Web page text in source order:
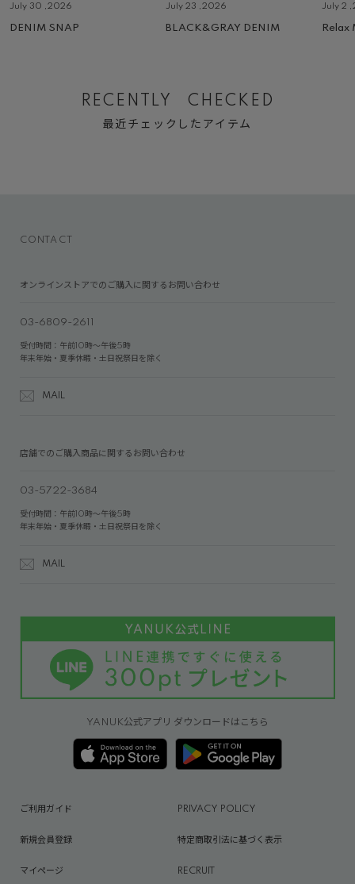
July 30 ,2026
DENIM SNAP
July 23 ,2026
BLACK&GRAY DENIM
July 2
Relax
RECENTLY CHECKED
最近チェックしたアイテム
CONTACT
オンラインストアでのご購入に関するお問い合わせ
03-6809-2611
受付時間：午前10時～午後5時
年末年始・夏季休暇・土日祝祭日を除く
MAIL
店舗でのご購入商品に関するお問い合わせ
03-5722-3684
受付時間：午前10時～午後5時
年末年始・夏季休暇・土日祝祭日を除く
MAIL
YANUK公式アプリ ダウンロードはこちら
ご利用ガイド PRIVACY POLICY
新規会員登録 特定商取引法に基づく表示
マイページ RECRUIT